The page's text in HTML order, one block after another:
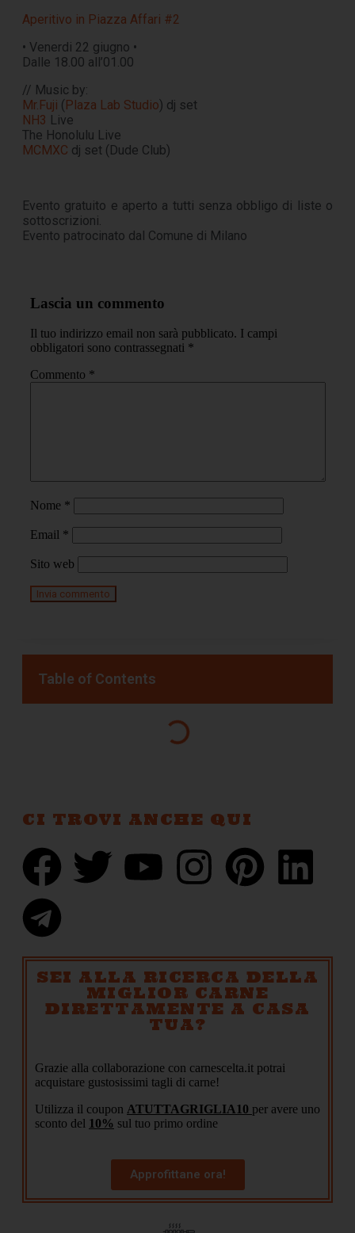
Aperitivo in Piazza Affari #2
• Venerdi 22 giugno •
Dalle 18.00 all’01.00
// Music by:
Mr.Fuji (Plaza Lab Studio) dj set
NH3 Live
The Honolulu Live
MCMXC dj set (Dude Club)
Evento gratuito e aperto a tutti senza obbligo di liste o
sottoscrizioni.
Evento patrocinato dal Comune di Milano
Lascia un commento
Il tuo indirizzo email non sarà pubblicato. I campi
obbligatori sono contrassegnati *
Commento *
Nome *
Email *
Sito web
Table of Contents
CI TROVI ANCHE QUI
SEI ALLA RICERCA DELLA
MIGLIOR CARNE
DIRETTAMENTE A CASA
TUA?
Grazie alla collaborazione con carnescelta.it potrai
acquistare gustosissimi tagli di carne!
Utilizza il coupon ATUTTAGRIGLIA10 per avere uno
sconto del 10% sul tuo primo ordine
Approfittane ora!